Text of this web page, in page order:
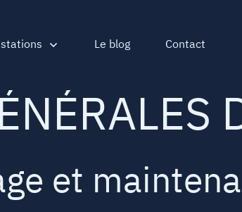
Le blog Contact
et